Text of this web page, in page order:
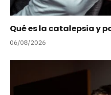
Qué es la catalepsia y
06/08/2026